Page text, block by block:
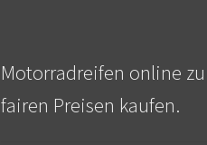
Motorradreifen online zu
fairen Preisen kaufen.